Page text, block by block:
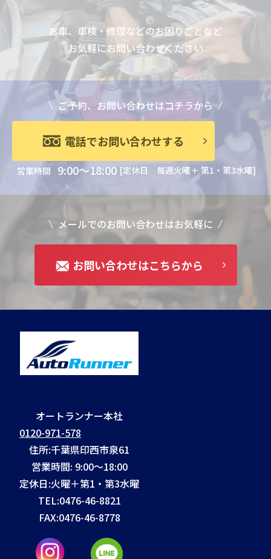
お車、車検・修理などのお困りごとなど
お気軽にお問い合わせください
ご予約、お問い合わせはコチラから
電話でお問い合わせする
営業時間 9:00～18:00 [定休日 毎週火曜＋ 第1・第3水曜]
メールでのお問い合わせはお気軽に
お問い合わせはこちらから
オートランナー本社
0120-971-578
住所:千葉県印西市泉61
営業時間: 9:00～18:00
定休日:火曜＋第1・第3水曜
TEL:0476-46-8821
FAX:0476-46-8778